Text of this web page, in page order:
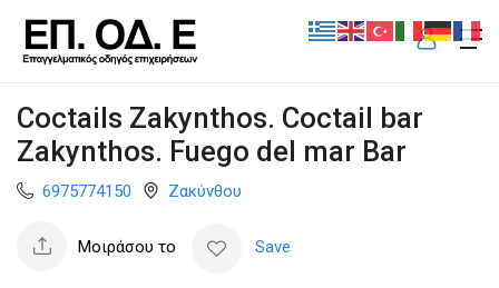
Coctails Zakynthos. Coctail bar
Zakynthos. Fuego del mar Bar
6975774150 Ζακύνθου
Μοιράσου το Save